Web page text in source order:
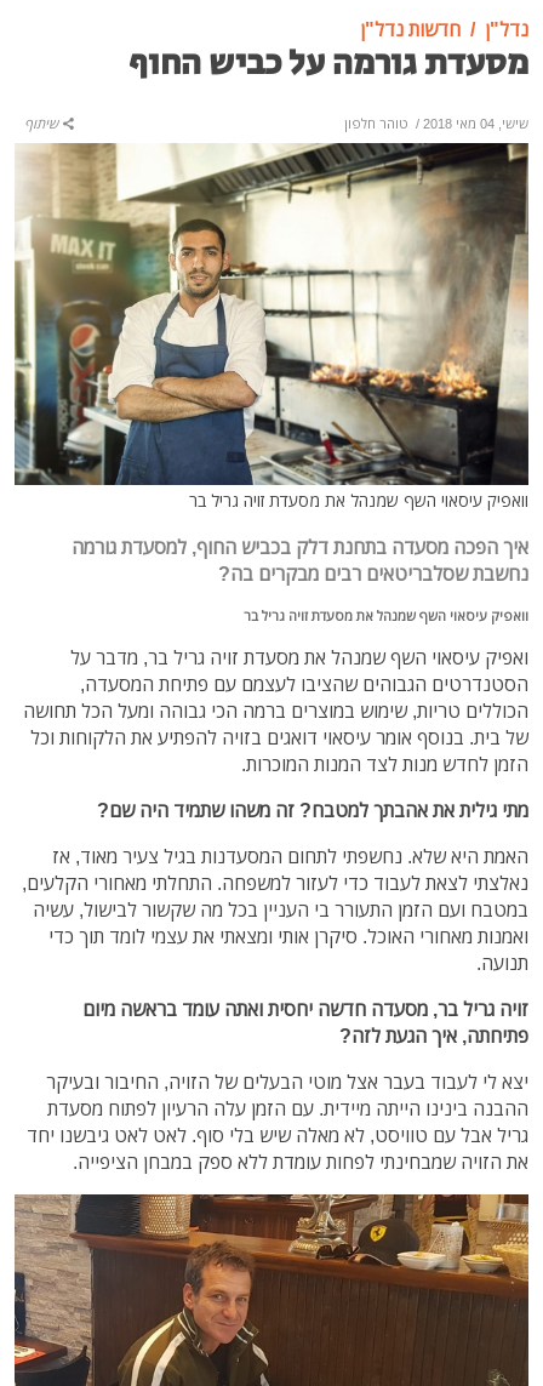
נדל"ן חדשות נדל"ן
מסעדת גורמה על כביש החוף
שישי, 04 מאי 2018 / טוהר חלפון שיתוף
וואפיק עיסאוי השף שמנהל את מסעדת זויה גריל בר
איך הפכה מסעדה בתחנת דלק בכביש החוף, למסעדת גורמה
נחשבת שסלבריטאים רבים מבקרים בה?
וואפיק עיסאוי השף שמנהל את מסעדת זויה גריל בר
ואפיק עיסאוי השף שמנהל את מסעדת זויה גריל בר, מדבר על
הסטנדרטים הגבוהים שהציבו לעצמם עם פתיחת המסעדה,
הכוללים טריות, שימוש במוצרים ברמה הכי גבוהה ומעל הכל תחושה
של בית. בנוסף אומר עיסאוי דואגים בזויה להפתיע את הלקוחות וכל
הזמן לחדש מנות לצד המנות המוכרות.
מתי גילית את אהבתך למטבח? זה משהו שתמיד היה שם?
האמת היא שלא. נחשפתי לתחום המסעדנות בגיל צעיר מאוד, אז
נאלצתי לצאת לעבוד כדי לעזור למשפחה. התחלתי מאחורי הקלעים,
במטבח ועם הזמן התעורר בי העניין בכל מה שקשור לבישול, עשיה
ואמנות מאחורי האוכל. סיקרן אותי ומצאתי את עצמי לומד תוך כדי
תנועה.
זויה גריל בר, מסעדה חדשה יחסית ואתה עומד בראשה מיום
פתיחתה, איך הגעת לזה?
יצא לי לעבוד בעבר אצל מוטי הבעלים של הזויה, החיבור ובעיקר
ההבנה בינינו הייתה מיידית. עם הזמן עלה הרעיון לפתוח מסעדת
גריל אבל עם טוויסט, לא מאלה שיש בלי סוף. לאט לאט גיבשנו יחד
את הזויה שמבחינתי לפחות עומדת ללא ספק במבחן הציפייה.